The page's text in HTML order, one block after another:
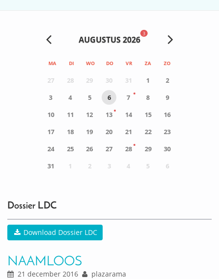
AUGUSTUS 2026
3
MA DI WO DO VR ZA ZO
27 28 29 30 31 1
2
3
4 5 6 7 8
9
10
11 12 13 14 15
16
17
18 19 20 21 22
23
24
25 26 27 28 29
30
31
1 2 3 4 5 6
Dossier LDC
Download Dossier LDC
NAAMLOOS
21 december 2016 plazarama